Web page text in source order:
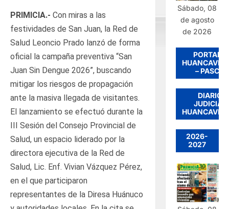
PRIMICIA.- Con miras a las
festividades de San Juan, la Red de
Salud Leoncio Prado lanzó de forma
oficial la campaña preventiva “San
Juan Sin Dengue 2026”, buscando
mitigar los riesgos de propagación
ante la masiva llegada de visitantes.
El lanzamiento se efectuó durante la
III Sesión del Consejo Provincial de
Salud, un espacio liderado por la
directora ejecutiva de la Red de
Salud, Lic. Enf. Vivian Vázquez Pérez,
en el que participaron
representantes de la Diresa Huánuco
Sábado, 08
de agosto
de 2026
PORTADA
– PASCO
DIARIO
JUDICIAL
2026-
2027